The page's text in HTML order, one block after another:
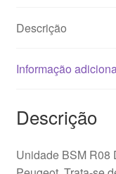
Descrição
Informação
Descrição
Unidade BSM R08